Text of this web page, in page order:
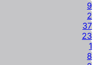
9
2
37
23
1
8